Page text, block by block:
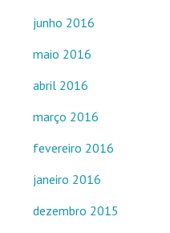
junho 2016
maio 2016
abril 2016
março 2016
fevereiro 2016
janeiro 2016
dezembro 2015